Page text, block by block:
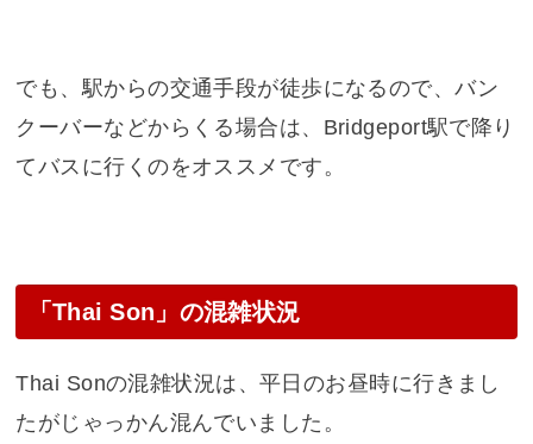
でも、駅からの交通手段が徒歩になるので、バン
クーバーなどからくる場合は、Bridgeport駅で降り
てバスに行くのをオススメです。
「Thai Son」の混雑状況
Thai Sonの混雑状況は、平日のお昼時に行きまし
たがじゃっかん混んでいました。